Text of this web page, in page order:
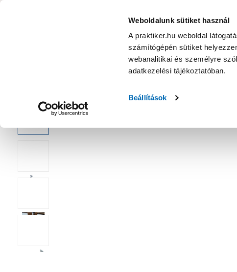
Weboldalunk sütiket használ
A praktiker.hu weboldal
számítógépén sütiket
webanalitikai és személyre
adatkezelési tájékoztatóban.
Beállítások
KATEGÓRIÁK
Nyereményjáték